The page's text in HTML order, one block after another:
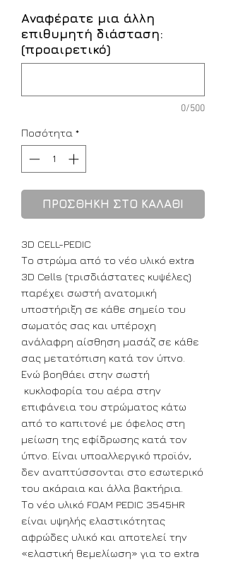
Αναφέρατε μια άλλη
επιθυμητή διάσταση:
(προαιρετικό)
0/500
Ποσότητα *
ΠΡΟΣΘΗΚΗ ΣΤΟ ΚΑΛΑΘΙ
3D CELL-PEDIC
Το στρώμα από το νέο υλικό extra
3D Cells (τρισδιάστατες κυψέλες)
παρέχει σωστή ανατομική
υποστήριξη σε κάθε σημείο του
σωματός σας και υπέροχη
ανάλαφρη αίσθηση μασάζ σε κάθε
σας μετατόπιση κατά τον ύπνο.
Ενώ βοηθάει στην σωστή
κυκλοφορία του αέρα στην
επιφάνεια του στρώματος κάτω
από το καπιτονέ με όφελος στη
μείωση της εφίδρωσης κατά τον
ύπνο. Είναι υποαλλεργικό προϊόν,
δεν αναπτύσσονται στο εσωτερικό
του ακάραια και άλλα βακτήρια.
Το νέο υλικό FOAM PEDIC 3545HR
είναι υψηλής ελαστικότητας
αφρώδες υλικό και αποτελεί την
«ελαστική θεμελίωση» για το extra